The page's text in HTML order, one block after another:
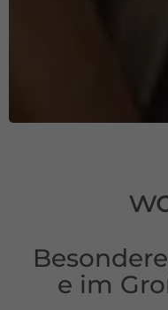
e im